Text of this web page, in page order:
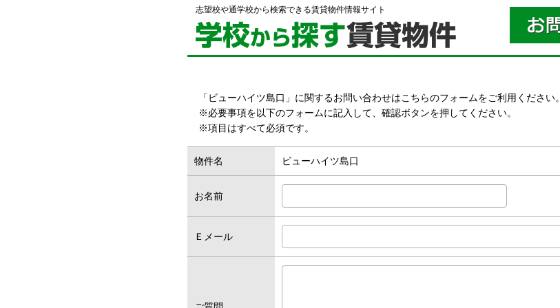
志望校や通学校から検索できる賃貸物件情報サイト
「ビューハイツ島口」に関するお問い合わせはこちらのフォームをご利用ください。
※必要事項を以下のフォームに記入して、確認ボタンを押してください。
※項目はすべて必須です。
物件名 ビューハイツ島口
お名前
Ｅメール